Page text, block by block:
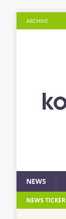
ARCHIVE
NEWS
NEWS TICKER